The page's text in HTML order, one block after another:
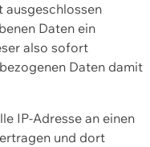
ausgeschlossen
Daten ein
also sofort
Daten damit
IP-Adresse an einen
und dort